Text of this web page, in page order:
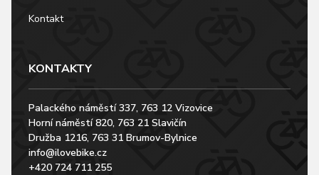
Kontakt
KONTAKTY
Palackého náměstí 337, 763 12 Vizovice
Horní náměstí 820, 763 21 Slavičín
Družba 1216, 763 31 Brumov-Bylnice
info@ilovebike.cz
+420 724 711 255